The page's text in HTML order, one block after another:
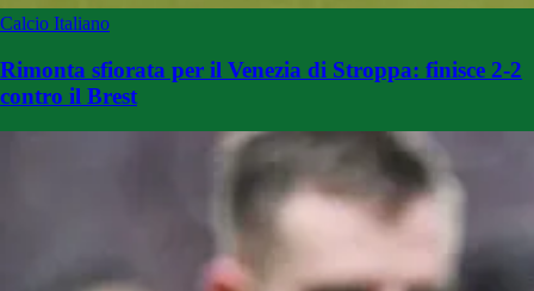
Calcio Italiano
Rimonta sfiorata per il Venezia di Stroppa: finisce 2-2
contro il Brest